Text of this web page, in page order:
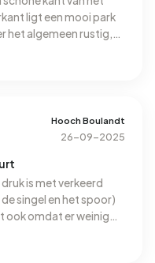
ligt een mooi park
het algemeen rustig,
wandelpaden liggen
is voor auto's.
Hooch Boulandt
26-09-2025
is met verkeerd
singel en het spoor)
ook omdat er weinig
je makkelijk lopend